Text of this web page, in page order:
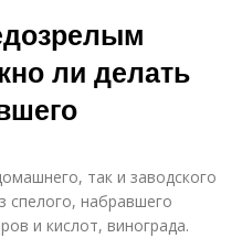
ли делать
так и заводского
спелого, набравшего
и кислот, винограда.